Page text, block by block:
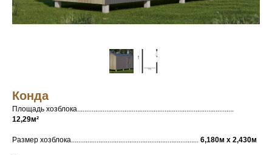
Конда
Площадь хозблока......................................................................................
12,29м²
Размер хозблока...................................................................... 6,180м х 2,430м